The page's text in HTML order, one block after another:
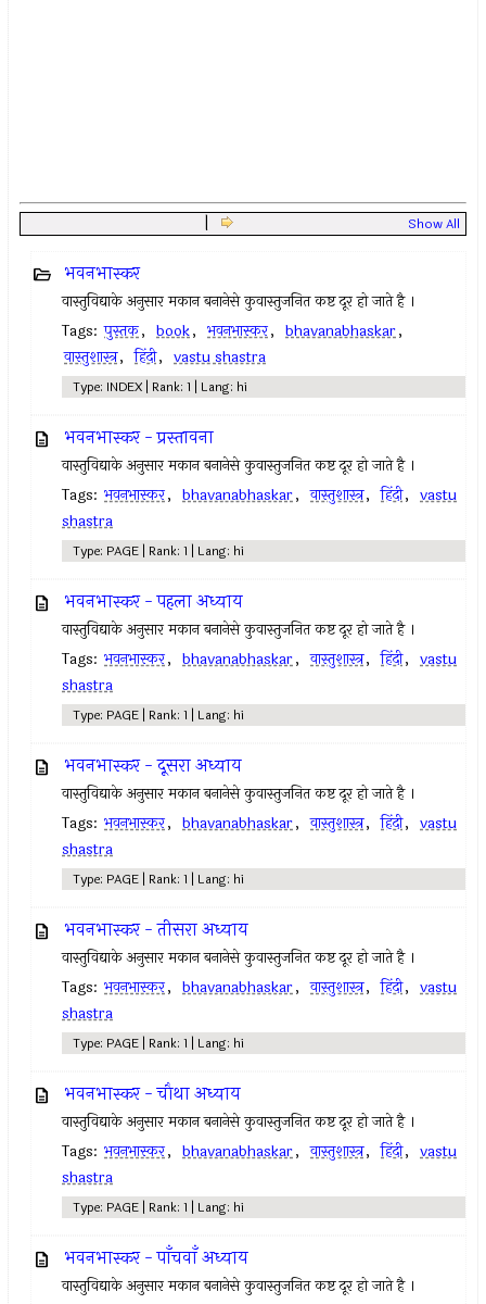
Show All
भवनभास्कर
वास्तुविद्याके अनुसार मकान बनानेसे कुवास्तुजनित कष्ट दूर हो जाते है ।
Tags: पुस्तक, book, भवनभास्कर, bhavanabhaskar,
वास्तुशास्त्र, हिंदी, vastu shastra
Type: INDEX | Rank: 1 | Lang: hi
भवनभास्कर - प्रस्तावना
वास्तुविद्याके अनुसार मकान बनानेसे कुवास्तुजनित कष्ट दूर हो जाते है ।
Tags: भवनभास्कर, bhavanabhaskar, वास्तुशास्त्र, हिंदी, vastu
shastra
Type: PAGE | Rank: 1 | Lang: hi
भवनभास्कर - पहला अध्याय
वास्तुविद्याके अनुसार मकान बनानेसे कुवास्तुजनित कष्ट दूर हो जाते है ।
Tags: भवनभास्कर, bhavanabhaskar, वास्तुशास्त्र, हिंदी, vastu
shastra
Type: PAGE | Rank: 1 | Lang: hi
भवनभास्कर - दूसरा अध्याय
वास्तुविद्याके अनुसार मकान बनानेसे कुवास्तुजनित कष्ट दूर हो जाते है ।
Tags: भवनभास्कर, bhavanabhaskar, वास्तुशास्त्र, हिंदी, vastu
shastra
Type: PAGE | Rank: 1 | Lang: hi
भवनभास्कर - तीसरा अध्याय
वास्तुविद्याके अनुसार मकान बनानेसे कुवास्तुजनित कष्ट दूर हो जाते है ।
Tags: भवनभास्कर, bhavanabhaskar, वास्तुशास्त्र, हिंदी, vastu
shastra
Type: PAGE | Rank: 1 | Lang: hi
भवनभास्कर - चौथा अध्याय
वास्तुविद्याके अनुसार मकान बनानेसे कुवास्तुजनित कष्ट दूर हो जाते है ।
Tags: भवनभास्कर, bhavanabhaskar, वास्तुशास्त्र, हिंदी, vastu
shastra
Type: PAGE | Rank: 1 | Lang: hi
भवनभास्कर - पाँचवाँ अध्याय
वास्तुविद्याके अनुसार मकान बनानेसे कुवास्तुजनित कष्ट दूर हो जाते है ।